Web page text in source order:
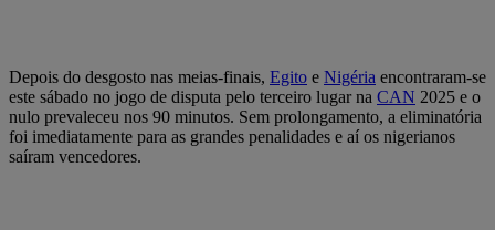
Depois do desgosto nas meias-finais, Egito e Nigéria encontraram-se
este sábado no jogo de disputa pelo terceiro lugar na CAN 2025 e o
nulo prevaleceu nos 90 minutos. Sem prolongamento, a eliminatória
foi imediatamente para as grandes penalidades e aí os nigerianos
saíram vencedores.